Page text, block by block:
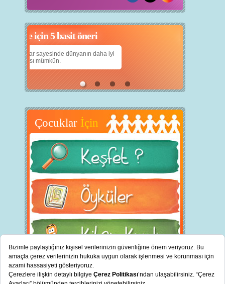
5 basit öneri
daha iyi
Daha iyi bir dünya için yapay zekâ
Çocuklarımıza daha güzel bir dünya bırakabilmek
Çocuklar İçin